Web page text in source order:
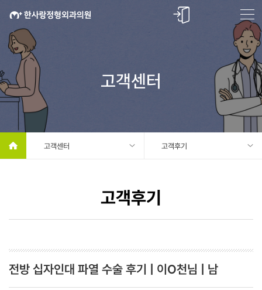
고객센터
고객센터 고객후기
고객후기
전방 십자인대 파열 수술 후기 | 이O천님 | 남